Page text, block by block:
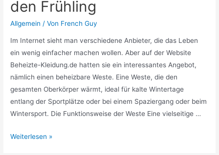
den Frühling
Allgemein / Von French Guy
Im Internet sieht man verschiedene Anbieter, die das Leben
ein wenig einfacher machen wollen. Aber auf der Website
Beheizte-Kleidung.de hatten sie ein interessantes Angebot,
nämlich einen beheizbare Weste. Eine Weste, die den
gesamten Oberkörper wärmt, ideal für kalte Wintertage
entlang der Sportplätze oder bei einem Spaziergang oder beim
Wintersport. Die Funktionsweise der Weste Eine vielseitige …
Mit
Weiterlesen »